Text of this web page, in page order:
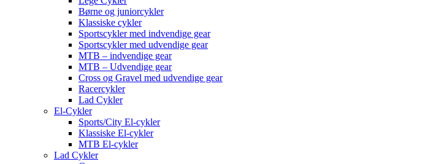
Børne og juniorcykler
Klassiske cykler
Sportscykler med indvendige gear
Sportscykler med udvendige gear
MTB – indvendige gear
MTB – Udvendige gear
Cross og Gravel med udvendige gear
Racercykler
Lad Cykler
El-Cykler
Sports/City El-cykler
Klassiske El-cykler
MTB El-cykler
Lad Cykler